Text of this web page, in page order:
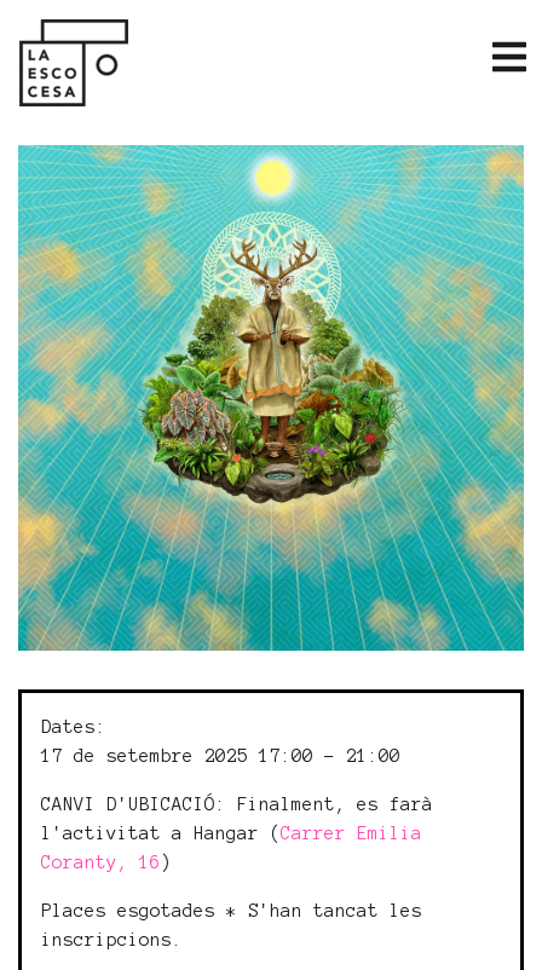
Dates:
17 de setembre 2025 17:00 - 21:00
CANVI D'UBICACIÓ: Finalment, es farà
l'activitat a Hangar ( Carrer Emilia
Coranty, 16 )
Places esgotades * S'han tancat les
inscripcions.